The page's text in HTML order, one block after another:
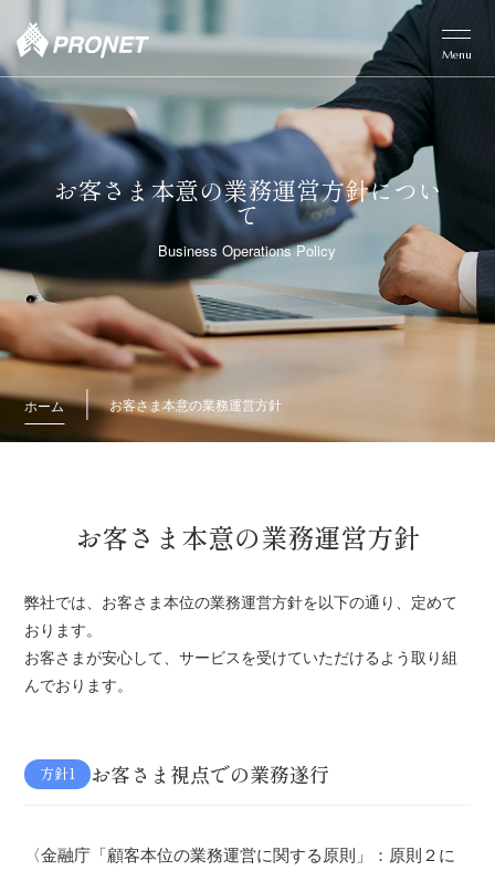
Menu
お客さま本意の業務運営方針につい
て
Business Operations Policy
ホーム お客さま本意の業務運営方針
お客さま本意の業務運営方針
弊社では、お客さま本位の業務運営方針を以下の通り、定めて
おります。
お客さまが安心して、サービスを受けていただけるよう取り組
んでおります。
方針1 お客さま視点での業務遂行
〈金融庁「顧客本位の業務運営に関する原則」：原則２に